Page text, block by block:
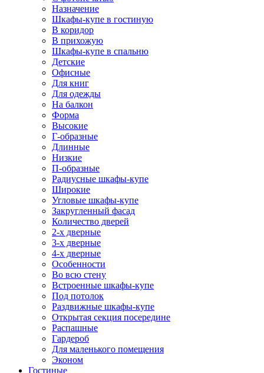
Назначение
Шкафы-купе в гостиную
В коридор
В прихожую
Шкафы-купе в спальню
Детские
Офисные
Для книг
Для одежды
На балкон
Форма
Высокие
Г-образные
Длинные
Низкие
П-образные
Радиусные шкафы-купе
Широкие
Угловые шкафы-купе
Закругленный фасад
Количество дверей
2-х дверные
3-х дверные
4-х дверные
Особенности
Во всю стену
Встроенные шкафы-купе
Под потолок
Раздвижные шкафы-купе
Открытая секция посередине
Распашные
Гардероб
Для маленького помещения
Эконом
Гостиные